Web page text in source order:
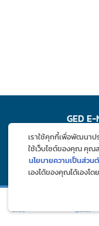
GED
บทความ ภูมิแพ้คลับ
เราใช้คุกกี้เพื่อพัฒนาป
ใช้เว็บไซต์ของคุณ คุณ
นโยบายความเป็นส่วน
เองได้ของคุณได้เองโ